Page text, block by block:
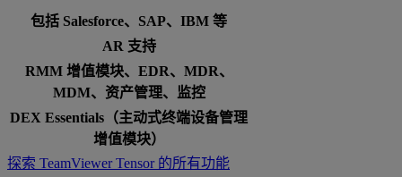
包括 Salesforce、SAP、IBM 等
AR 支持
RMM 增值模块、EDR、MDR、
MDM、资产管理、监控
DEX Essentials（主动式终端设备管理
增值模块）
探索 TeamViewer Tensor 的所有功能